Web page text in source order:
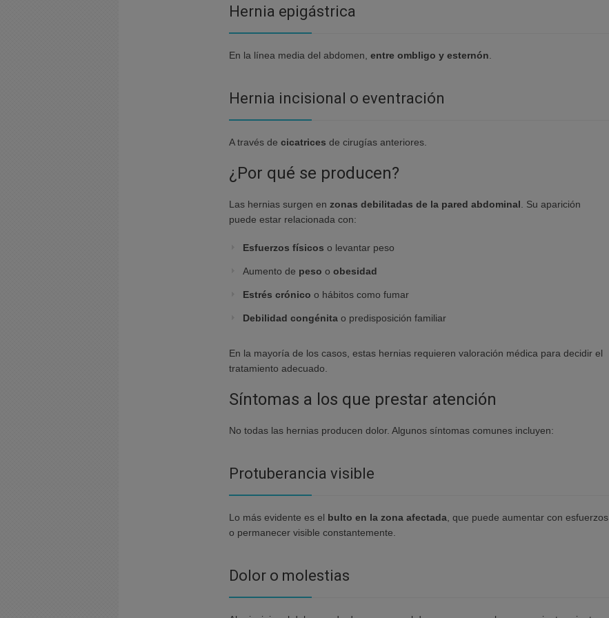
Hernia epigástrica
En la línea media del abdomen, entre ombligo y esternón
Hernia incisional o eventración
A través de cicatrices de cirugías anteriores.
¿Por qué se producen?
Las hernias surgen en zonas debilitadas de la pared abdominal . Su aparición
puede estar relacionada con:
Esfuerzos físicos o levantar peso
Aumento de peso o obesidad
Estrés crónico o hábitos como fumar
Debilidad congénita o predisposición familiar
En la mayoría de los casos, estas hernias requieren valoración médica para decidir el
tratamiento adecuado.
Síntomas a los que prestar atención
No todas las hernias producen dolor. Algunos síntomas comunes incluyen:
Protuberancia visible
Lo más evidente es el bulto en la zona afectada , que puede aumentar con esfuerzos
o permanecer visible constantemente.
Dolor o molestias